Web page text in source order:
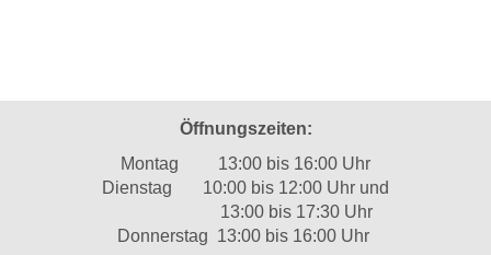
Öffnungszeiten:
Montag 13:00 bis 16:00 Uhr
Dienstag 10:00 bis 12:00 Uhr und
13:00 bis 17:30 Uhr
Donnerstag 13:00 bis 16:00 Uhr